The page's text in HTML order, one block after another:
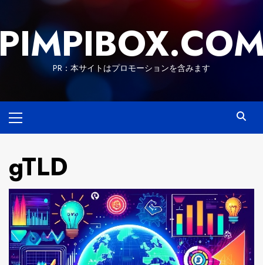
content
PR：本サイトはプロモーションを含みます
Menu
gTLD